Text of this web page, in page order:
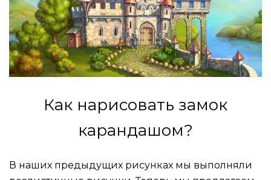
Как нарисовать замок
карандашом?
В наших предыдущих рисунках мы выполняли